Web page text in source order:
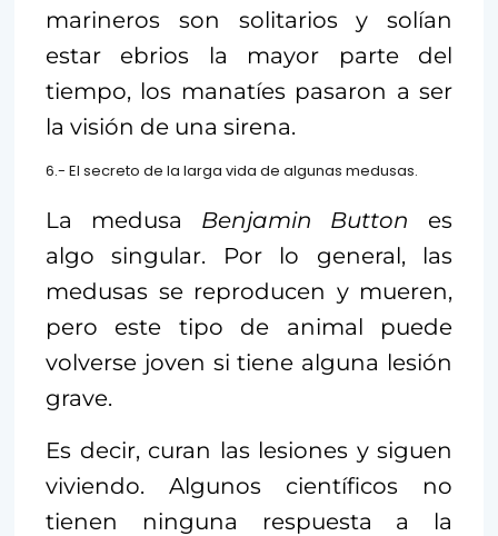
marineros son solitarios y solían
estar ebrios la mayor parte del
tiempo, los manatíes pasaron a ser
la visión de una sirena.
6.- El secreto de la larga vida de algunas medusas.
La medusa Benjamin Button es
algo singular. Por lo general, las
medusas se reproducen y mueren,
pero este tipo de animal puede
volverse joven si tiene alguna lesión
grave.
Es decir, curan las lesiones y siguen
viviendo. Algunos científicos no
tienen ninguna respuesta a la